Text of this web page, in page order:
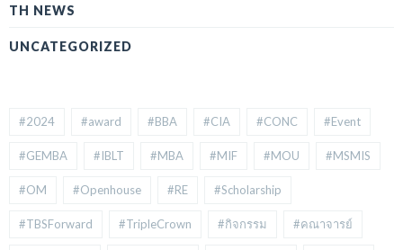
TH NEWS
UNCATEGORIZED
#2024 #award #BBA #CIA #CONC #Event
#GEMBA #IBLT #MBA #MIF #MOU #MSMIS
#OM #Openhouse #RE #Scholarship
#TBSForward #TripleCrown #กิจกรรม #คณาจารย์